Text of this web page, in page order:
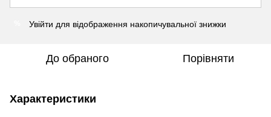
Увійти для відображення накопичувальної знижки
До обраного Порівняти
Характеристики